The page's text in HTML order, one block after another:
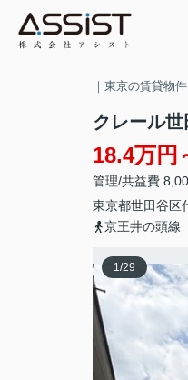
｜東京の賃貸物
クレール世
18.4万円
管理/共益費
東京都世田谷区
京王井の頭線
1/29